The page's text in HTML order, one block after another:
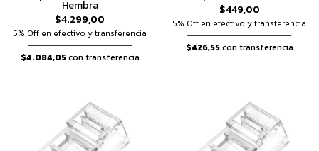
Hembra
$4.299,00
5% Off en efectivo y transferencia
$4.084,05con transferencia
$449,00
5% Off en efectivo y transferencia
$426,55con transferencia